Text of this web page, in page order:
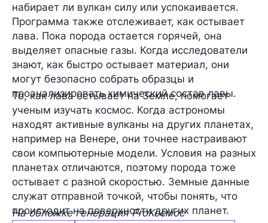
набирает ли вулкан силу или успокаивается.
Программа также отслеживает, как остывает
лава. Пока порода остается горячей, она
выделяет опасные газы. Когда исследователи
знают, как быстро остывает материал, они
могут безопасно собрать образцы и
проанализировать химический состав лавы.
То, как лава остывает на Земле, помогает
ученым изучать космос. Когда астрономы
находят активные вулканы на других планетах,
например на Венере, они точнее настраивают
свои компьютерные модели. Условия на разных
планетах отличаются, поэтому порода тоже
остывает с разной скоростью. Земные данные
служат отправной точкой, чтобы понять, что
происходит на поверхности других планет.
На обложке генерация ProКосмос